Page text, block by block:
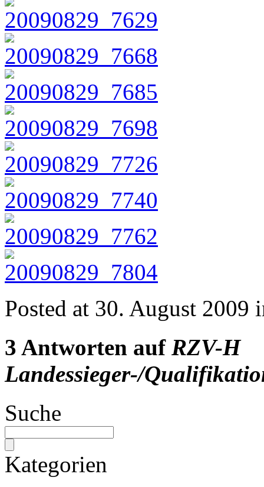
Posted at 30. August 2009
3 Antworten auf RZV-H
Landessieger-/
Suche
Kategorien